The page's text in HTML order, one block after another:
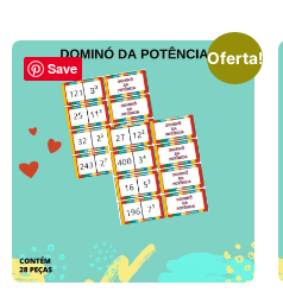
Save
Oferta!